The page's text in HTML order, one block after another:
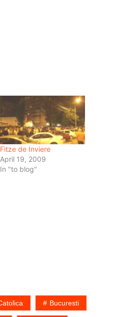
Fitze de Inviere
April 19, 2009
In "to blog"
Bucuresti